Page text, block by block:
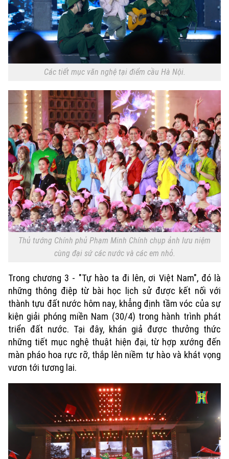
Chuyên mục
Thời sự
Hà Nội
Chính trị
Xã hội
An ninh trật tự
Công nghệ
Hà Nội
Nhịp sống Hà Nội
Người Hà Nội
Ẩm thực
Thế giới
Tin tức
Hồ sơ
Người Việt 4 phương
Tin tức
Cafe sáng
Tài chính Ngân hàng
Doanh nghiệp
Nhà đất
Tin tức
Đầu tư
Căn hộ
Tàu và Xe
Ô tô
Tàu
Đánh giá
Giáo dục
Tin tức
Tuyển sinh
Hướng nghiệp
Văn hóa
Di tích
Dinh dưỡng
Thể thao
Bóng đá
Giải trí
Các tiết mục văn nghệ tại điểm cầu Hà Nội.
Thủ tướng Chính phủ Phạm Minh Chính chụp ảnh lưu niệm
cùng đại sứ các nước và các em nhỏ.
Trong chương 3 - "Tự hào ta đi lên, ơi Việt Nam", đó là
những thông điệp từ bài học lịch sử được kết nối với
thành tựu đất nước hôm nay, khẳng định tầm vóc của sự
kiện giải phóng miền Nam (30/4) trong hành trình phát
triển đất nước. Tại đây, khán giả được thưởng thức
những tiết mục nghệ thuật hiện đại, từ hợp xướng đến
màn pháo hoa rực rỡ, thắp lên niềm tự hào và khát vọng
vươn tới tương lai.